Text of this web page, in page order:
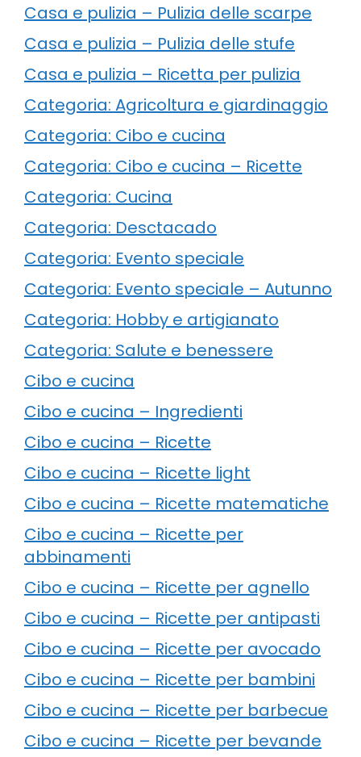
Casa e pulizia – Pulizia delle scarpe
Casa e pulizia – Pulizia delle stufe
Casa e pulizia – Ricetta per pulizia
Categoria: Agricoltura e giardinaggio
Categoria: Cibo e cucina
Categoria: Cibo e cucina – Ricette
Categoria: Cucina
Categoria: Desctacado
Categoria: Evento speciale
Categoria: Evento speciale – Autunno
Categoria: Hobby e artigianato
Categoria: Salute e benessere
Cibo e cucina
Cibo e cucina – Ingredienti
Cibo e cucina – Ricette
Cibo e cucina – Ricette light
Cibo e cucina – Ricette matematiche
Cibo e cucina – Ricette per
abbinamenti
Cibo e cucina – Ricette per agnello
Cibo e cucina – Ricette per antipasti
Cibo e cucina – Ricette per avocado
Cibo e cucina – Ricette per bambini
Cibo e cucina – Ricette per barbecue
Cibo e cucina – Ricette per bevande